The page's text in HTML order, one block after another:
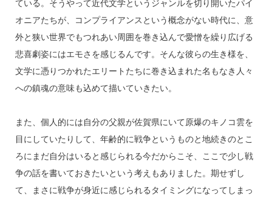
ている。そうやって近代文学というジャンルを切り開いたパイ
オニアたちが、コンプライアンスという概念がない時代に、意
外と狭い世界でもつれあい周囲を巻き込んで愛憎を繰り広げる
悲喜劇姿にはエモさを感じるんです。そんな彼らの生き様を、
文学に憑りつかれたエリートたちに巻き込まれた名もなき人々
への鎮魂の意味も込めて描いていきたい。
また、個人的には自分の父親が佐賀県にいて原爆のキノコ雲を
目にしていたりして、年齢的に戦争というものと地続きのとこ
ろにまだ自分はいると感じられる今だからこそ、ここで少し戦
争の話を書いておきたいという考えもありました。期せずし
て、まさに戦争が身近に感じられるタイミングになってしまっ